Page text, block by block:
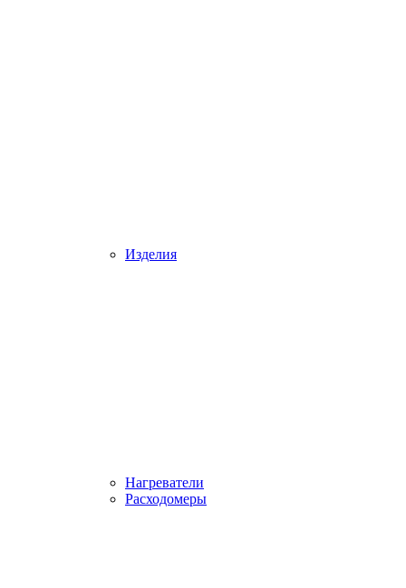
Изделия
Нагреватели
Расходомеры